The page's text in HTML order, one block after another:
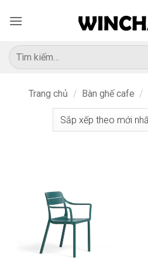
qua
dung
Tìm
kiếm:
Trang chủ / Bàn ghế cafe /